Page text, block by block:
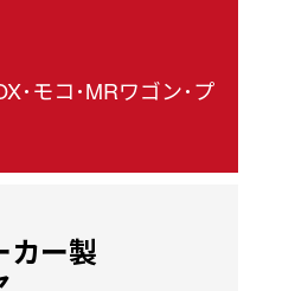
･モコ･MRワゴン･プ
カー製